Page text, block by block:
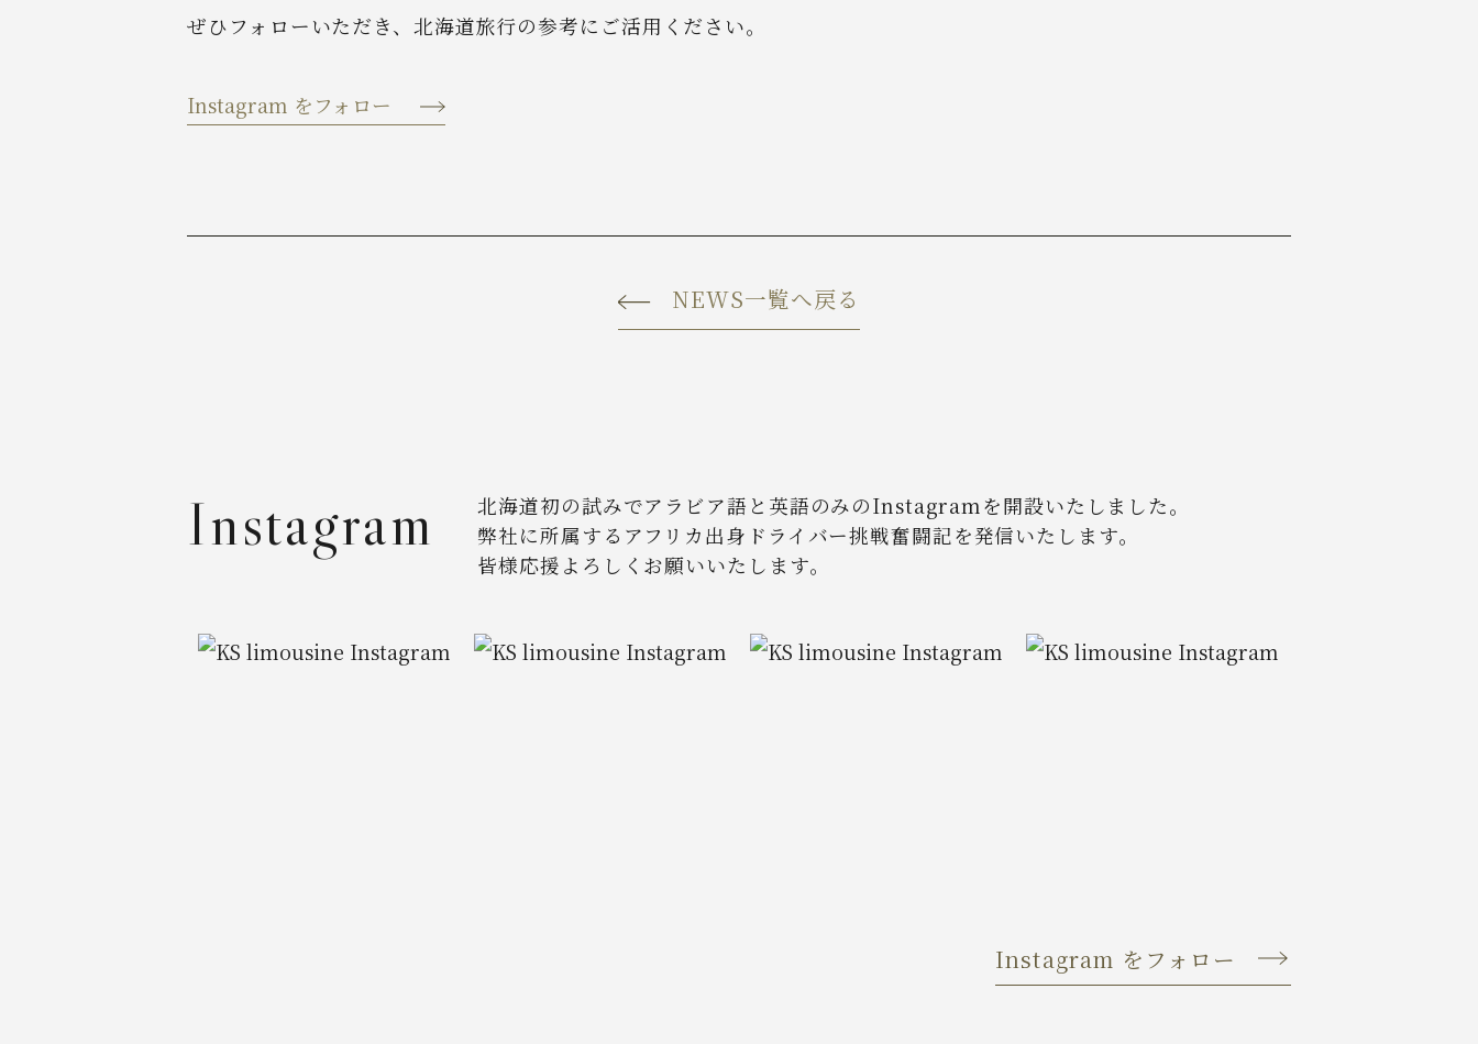
ぜひフォローいただき、北海道旅行の参考にご活用ください。
Instagram をフォロー
NEWS一覧へ戻る
Instagram
北海道初の試みでアラビア語と英語のみのInstagramを開設いたしました。
弊社に所属するアフリカ出身ドライバー挑戦奮闘記を発信いたします。
皆様応援よろしくお願いいたします。
Instagram をフォロー